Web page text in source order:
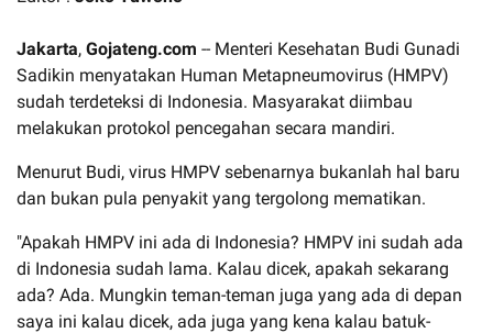
Jakarta, Gojateng.com -- Menteri Kesehatan Budi Gunadi
Sadikin menyatakan Human Metapneumovirus (HMPV)
sudah terdeteksi di Indonesia. Masyarakat diimbau
melakukan protokol pencegahan secara mandiri.
Menurut Budi, virus HMPV sebenarnya bukanlah hal baru
dan bukan pula penyakit yang tergolong mematikan.
"Apakah HMPV ini ada di Indonesia? HMPV ini sudah ada
di Indonesia sudah lama. Kalau dicek, apakah sekarang
ada? Ada. Mungkin teman-teman juga yang ada di depan
saya ini kalau dicek, ada juga yang kena kalau batuk-